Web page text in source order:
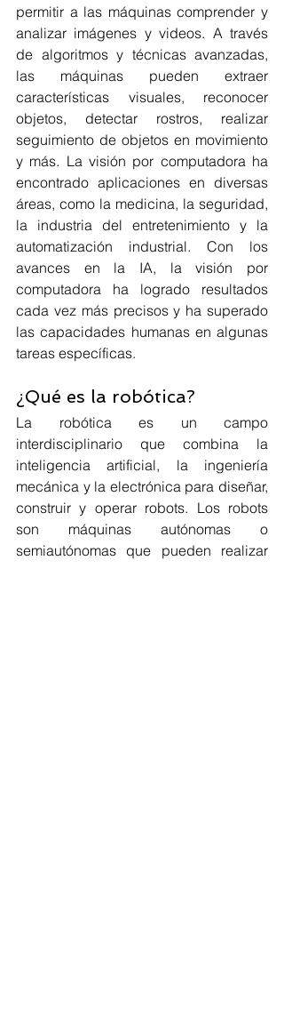
permitir a las máquinas comprender y
analizar imágenes y videos. A través
de algoritmos y técnicas avanzadas,
las máquinas pueden extraer
características visuales, reconocer
objetos, detectar rostros, realizar
seguimiento de objetos en movimiento
y más. La visión por computadora ha
encontrado aplicaciones en diversas
áreas, como la medicina, la seguridad,
la industria del entretenimiento y la
automatización industrial. Con los
avances en la IA, la visión por
computadora ha logrado resultados
cada vez más precisos y ha superado
las capacidades humanas en algunas
tareas específicas.
¿Qué es la robótica?
La robótica es un campo
interdisciplinario que combina la
inteligencia artificial, la ingeniería
mecánica y la electrónica para diseñar,
construir y operar robots. Los robots
son máquinas autónomas o
semiautónomas que pueden realizar